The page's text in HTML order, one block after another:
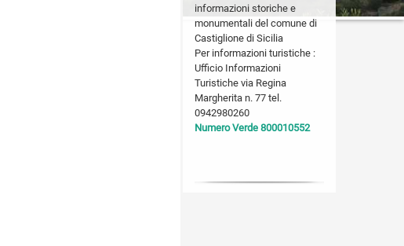
informazioni storiche e
monumentali del comune di
Castiglione di Sicilia
Per informazioni turistiche :
Ufficio Informazioni
Turistiche via Regina
Margherita n. 77 tel.
0942980260
Numero Verde 800010552